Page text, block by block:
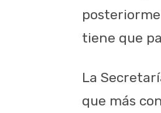
tiene que
La
que más